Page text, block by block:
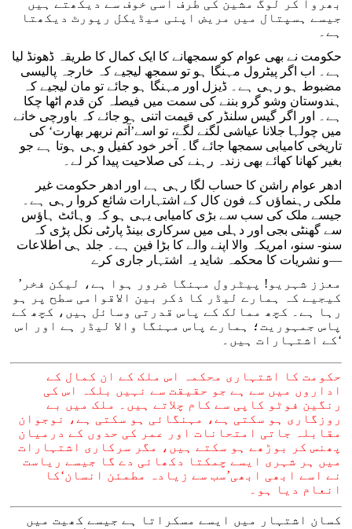
بھروا کر لوگ مشین کی طرف اسی خوف سے دیکھتے ہیں
جیسے ہسپتال میں مریض اپنی میڈیکل رپورٹ دیکھتا
ہے۔
حکومت نے بھی عوام کو سمجھانے کا ایک کمال کا طریقہ ڈھونڈ لیا
ہے۔ اب اگر پیٹرول مہنگا ہو تو سمجھ لیجیے کہ خارجہ پالیسی
مضبوط ہو رہی ہے۔ ڈیزل اور مہنگا ہو جائے تو مان لیجیے کہ
ہندوستان وشو گرو بننے کی سمت میں فیصلہ کن قدم اٹھا چکا
ہے۔ اور اگر گیس سلنڈر کی قیمت اتنی ہو جائے کہ باورچی خانے
میں چولہا جلانا عیاشی لگنے لگے، تو اسے’آتم نربھر بھارت‘ کی
تاریخی کامیابی سمجھا جائے گا۔ آخر خود کفیل وہی ہوتا ہے جو
بغیر کھانا کھائے بھی زندہ رہنے کی صلاحیت پیدا کر لے۔
ادھر عوام راشن کا حساب لگا رہی ہے اور ادھر حکومت غیر
ملکی رہنماؤں کے فون کال کے اشتہارات شائع کروا رہی ہے۔
جیسے ملک کی سب سے بڑی کامیابی یہی ہو کہ وہائٹ ہاؤس
سے گھنٹی بجی اور دہلی میں سرکاری بینڈ پارٹی نکل پڑی کہ
سنو- سنو، امریکہ والا اپنے والے کا بڑا فین ہے۔ جلد ہی اطلاعات
و نشریات کا محکمہ شاید یہ اشتہار جاری کرے—
’معزز شہریو! پیٹرول مہنگا ضرور ہوا ہے، لیکن فخر
کیجیے کہ ہمارے لیڈر کا ذکر بین الاقوامی سطح پر ہو
رہا ہے۔ کچھ ممالک کے پاس قدرتی وسائل ہیں، کچھ کے
پاس جمہوریت؛ ہمارے پاس مہنگا والا لیڈر ہے اور اس
کے اشتہارات ہیں۔‘
حکومت کا اشتہاری محکمہ اس ملک کے ان کمال کے
اداروں میں سے ہے جو حقیقت سے نہیں بلکہ اس کی
رنگین فوٹو کاپی سے کام چلاتے ہیں۔ ملک میں بے
روزگاری ہو سکتی ہے، مہنگائی ہو سکتی ہے، نوجوان
مقابلہ جاتی امتحانات اور عمر کی حدوں کے درمیان
پھنس کر بوڑھے ہو سکتے ہیں، مگر سرکاری اشتہارات
میں ہر شہری ایسے چمکتا دکھائی دے گا جیسے ریاست
نے اسے ابھی ابھی’سب سے زیادہ مطمئن انسان‘کا
انعام دیا ہو۔
کسان اشتہار میں ایسے مسکراتا ہے جیسے کھیت میں